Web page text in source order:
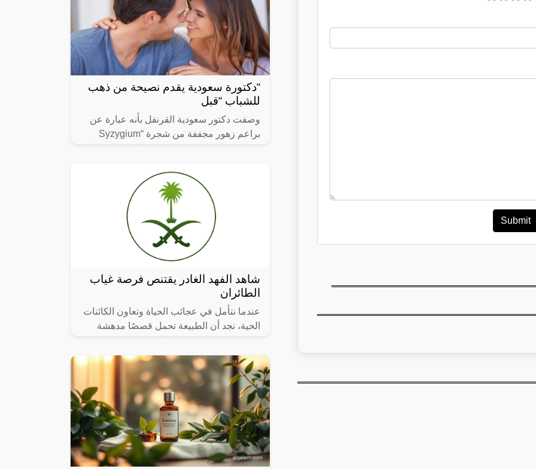
Submit
“دكتورة سعودية يقدم نصيحة من ذهب
للشباب “قبل
وصفت دكتور سعودية القرنفل بأنه عبارة عن
براعم زهور مجففة من شجرة “Syzygium
شاهد الفهد الغادر يقتنص فرصة غياب
الطائران
عندما نتأمل في عجائب الحياة وتعاون الكائنات
الحية، نجد أن الطبيعة تحمل قصصًا مدهشة
فيها العطاء والرعاية الأبوية، تشعرنا